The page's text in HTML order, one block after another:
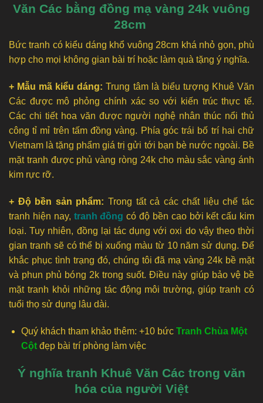
Văn Các bằng đồng mạ vàng 24k vuông
28cm
Bức tranh có kiểu dáng khổ vuông 28cm khá nhỏ gọn, phù
hợp cho mọi không gian bài trí hoặc làm quà tặng ý nghĩa.
+ Mẫu mã kiểu dáng:Trung tâm là biểu tượng Khuê Văn
Các được mô phỏng chính xác so với kiến trúc thực tế.
Các chi tiết hoa văn được người nghệ nhân thúc nổi thủ
công tỉ mỉ trên tấm đồng vàng. Phía góc trái bố trí hai chữ
Vietnam là tặng phẩm giá trị gửi tới bạn bè nước ngoài. Bề
mặt tranh được phủ vàng ròng 24k cho màu sắc vàng ánh
kim rực rỡ.
+ Độ bền sản phẩm: Trong tất cả các chất liệu chế tác
tranh hiện nay, tranh đồng có độ bền cao bởi kết cấu kim
loại. Tuy nhiên, đồng lại tác dụng với oxi do vậy theo thời
gian tranh sẽ có thể bị xuống màu từ 10 năm sử dụng. Để
khắc phục tình trạng đó, chúng tôi đã mạ vàng 24k bề mặt
và phun phủ bóng 2k trong suốt. Điều này giúp bảo vệ bề
mặt tranh khỏi những tác động môi trường, giúp tranh có
tuổi thọ sử dụng lâu dài.
Quý khách tham khảo thêm: +10 bức Tranh Chùa Một
Cột đẹp bài trí phòng làm việc
Ý nghĩa tranh Khuê Văn Các trong văn
hóa của người Việt